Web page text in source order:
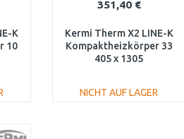
K
10
351,40 €
Kermi Therm X2 LINE-K
Kompaktheizkörper 33
405 x 1305
NICHT AUF LAGER